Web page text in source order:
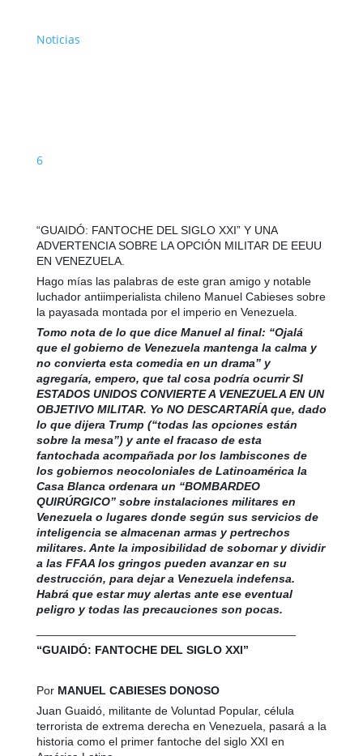
Noticias
6
“GUAIDÓ: FANTOCHE DEL SIGLO XXI” Y UNA
ADVERTENCIA SOBRE LA OPCIÓN MILITAR DE EEUU
EN VENEZUELA.
Hago mías las palabras de este gran amigo y notable
luchador antiimperialista chileno Manuel Cabieses sobre
la payasada montada por el imperio en Venezuela.
Tomo nota de lo que dice Manuel al final: “Ojalá
que el gobierno de Venezuela mantenga la calma y
no convierta esta comedia en un drama” y
agregaría, empero, que tal cosa podría ocurrir SI
ESTADOS UNIDOS CONVIERTE A VENEZUELA EN UN
OBJETIVO MILITAR. Yo NO DESCARTARÍA que, dado
lo que dijera Trump (“todas las opciones están
sobre la mesa”) y ante el fracaso de esta
fantochada acompañada por los lambiscones de
los gobiernos neocoloniales de Latinoamérica la
Casa Blanca ordenara un “BOMBARDEO
QUIRÚRGICO” sobre instalaciones militares en
Venezuela o lugares donde según sus servicios de
inteligencia se almacenan armas y pertrechos
militares. Ante la imposibilidad de sobornar y dividir
a las FFAA los gringos pueden avanzar en su
destrucción, para dejar a Venezuela indefensa.
Habrá que estar muy alertas ante ese eventual
peligro y todas las precauciones son pocas.
“GUAIDÓ: FANTOCHE DEL SIGLO XXI”
Por MANUEL CABIESES DONOSO
Juan Guaidó, militante de Voluntad Popular, célula
terrorista de extrema derecha en Venezuela, pasará a la
historia como el primer fantoche del siglo XXI en